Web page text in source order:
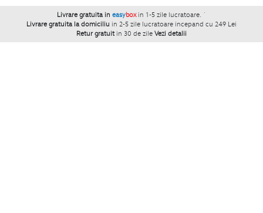
Livrare gratuita in easybox in 1-5 zile lucratoare. `
Livrare gratuita la domiciliu in 2-5 zile lucratoare incepand cu 249 Lei
Retur gratuit in 30 de zile Vezi detalii